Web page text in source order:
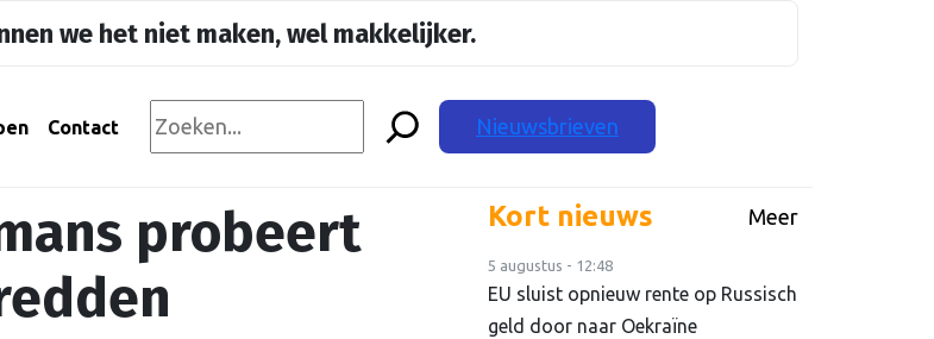
we het niet maken, wel makkelijker.
Contact Nieuwsbrieven
probeert
Kort nieuws Meer
5 augustus - 12:48
EU sluist opnieuw rente op Russisch
geld door naar Oekraïne